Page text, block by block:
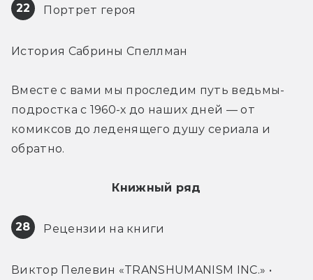
22 Портрет героя
История Сабрины Спеллман
Вместе с вами мы проследим путь ведьмы-
подростка с 1960-х до наших дней — от
комиксов до леденящего душу сериала и
обратно.
Книжный ряд
28 Рецензии на книги
Виктор Пелевин «TRANSHUMANISM INC.» •